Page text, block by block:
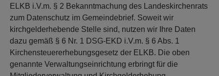
ELKB i.V.m. § 2 Bekanntmachung des Landeskirchenrats
zum Datenschutz im Gemeindebrief. Soweit wir
kirchgelderhebende Stelle sind, nutzen wir Ihre Daten
dazu gemäß § 6 Nr. 1 DSG-EKD i.V.m. § 6 Abs. 1
Kirchensteuererhebungsgesetz der ELKB. Die oben
genannte Verwaltungseinrichtung erbringt für die